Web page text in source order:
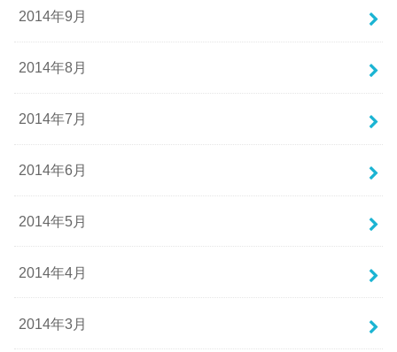
2014年9月
2014年8月
2014年7月
2014年6月
2014年5月
2014年4月
2014年3月